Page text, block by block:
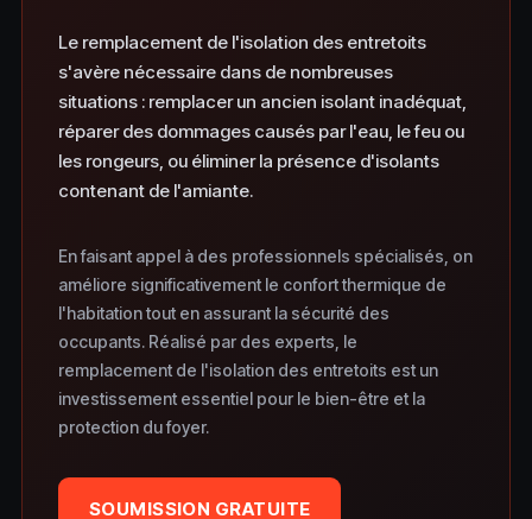
Le remplacement de l'isolation des entretoits
s'avère nécessaire dans de nombreuses
situations : remplacer un ancien isolant inadéquat,
réparer des dommages causés par l'eau, le feu ou
les rongeurs, ou éliminer la présence d'isolants
contenant de l'amiante.
En faisant appel à des professionnels spécialisés, on
améliore significativement le confort thermique de
l'habitation tout en assurant la sécurité des
occupants. Réalisé par des experts, le
remplacement de l'isolation des entretoits est un
investissement essentiel pour le bien-être et la
protection du foyer.
SOUMISSION GRATUITE